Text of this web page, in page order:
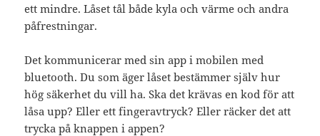
ett mindre. Låset tål både kyla och värme och andra
påfrestningar.
Det kommunicerar med sin app i mobilen med
bluetooth. Du som äger låset bestämmer själv hur
hög säkerhet du vill ha. Ska det krävas en kod för att
låsa upp? Eller ett fingeravtryck? Eller räcker det att
trycka på knappen i appen?